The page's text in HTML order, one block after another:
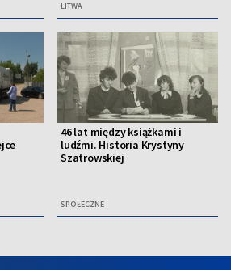
LITWA
46 lat między książkami i
ludźmi. Historia Krystyny
Szatrowskiej
SPOŁECZNE